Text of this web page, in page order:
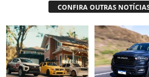
CONFIRA OUTRAS